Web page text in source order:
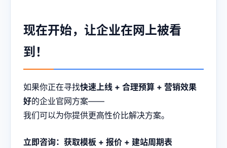
现在开始，让企业在网上被看
到！
如果你正在寻找快速上线 + 合理预算 + 营销效果
好的企业官网方案——
我们可以为你提供更高性价比解决方案。
立即咨询：获取模板 + 报价 + 建站周期表